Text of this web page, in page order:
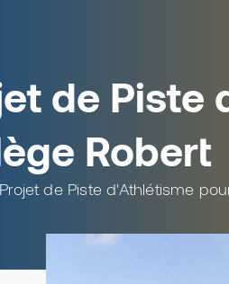
de Piste
Robert
Projet de Piste d'Athlétisme